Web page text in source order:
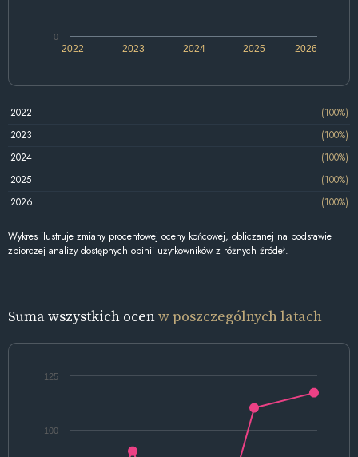
2022 2024 2026
2023 2025
0
2022
(100%)
2023
(100%)
2024
(100%)
2025
(100%)
2026
(100%)
Wykres ilustruje zmiany procentowej oceny końcowej, obliczanej na podstawie
zbiorczej analizy dostępnych opinii użytkowników z różnych źródeł.
Suma wszystkich ocenw poszczególnych latach
100
125